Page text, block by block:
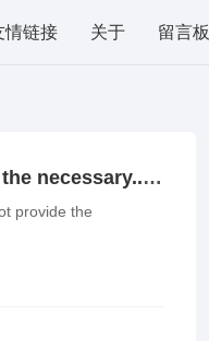
情链接 关于 留言板
Mac软件无法打开提示“Either you did not provide the necessary...”解决方法
provide the